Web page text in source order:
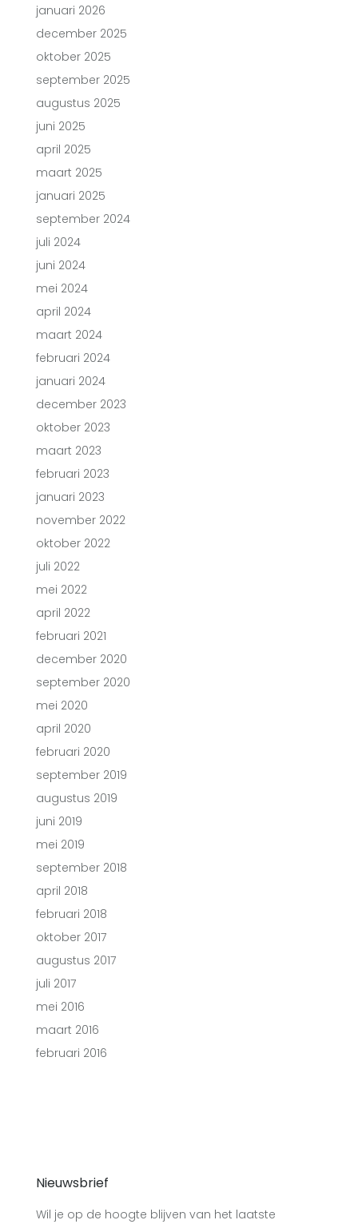
januari 2026
december 2025
oktober 2025
september 2025
augustus 2025
juni 2025
april 2025
maart 2025
januari 2025
september 2024
juli 2024
juni 2024
mei 2024
april 2024
maart 2024
februari 2024
januari 2024
december 2023
oktober 2023
maart 2023
februari 2023
januari 2023
november 2022
oktober 2022
juli 2022
mei 2022
april 2022
februari 2021
december 2020
september 2020
mei 2020
april 2020
februari 2020
september 2019
augustus 2019
juni 2019
mei 2019
september 2018
april 2018
februari 2018
oktober 2017
augustus 2017
juli 2017
mei 2016
maart 2016
februari 2016
Nieuwsbrief
Wil je op de hoogte blijven van het laatste